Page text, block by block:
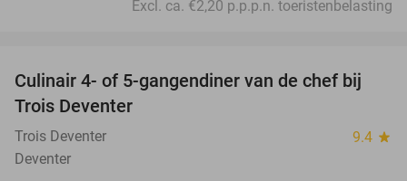
Excl. ca. €2,20 p.p.p.n. toeristenbelasting
39%
Culinair 4- of 5-gangendiner van de chef bij
Trois Deventer
Trois Deventer 9.4 star
Deventer